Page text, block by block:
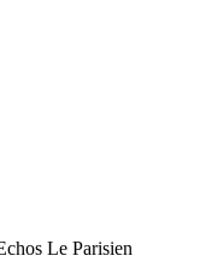
Le Parisien